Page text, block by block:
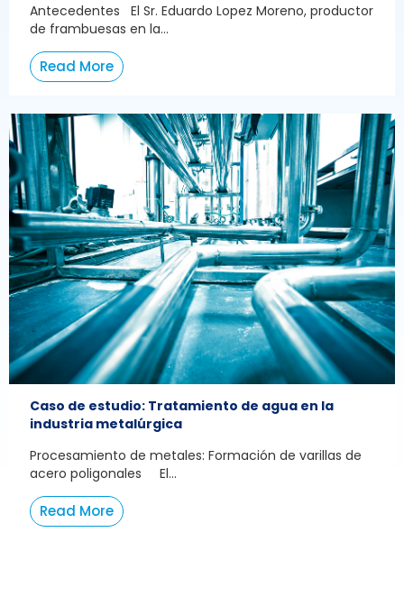
Antecedentes El Sr. Eduardo Lopez Moreno, productor
de frambuesas en la...
Read More
Caso de estudio: Tratamiento de agua en la
industria metalúrgica
Procesamiento de metales: Formación de varillas de
acero poligonales El...
Read More